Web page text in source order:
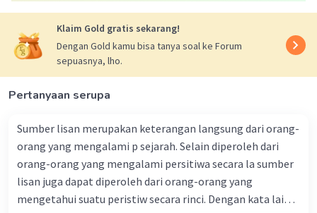
Klaim Gold gratis sekarang!
Dengan Gold kamu bisa tanya soal ke Forum
sepuasnya, lho.
Pertanyaan serupa
Sumber lisan merupakan keterangan langsung dari orang-
orang yang mengalami p sejarah. Selain diperoleh dari
orang-orang yang mengalami persitiwa secara la sumber
lisan juga dapat diperoleh dari orang-orang yang
mengetahui suatu peristiw secara rinci. Dengan kata lain